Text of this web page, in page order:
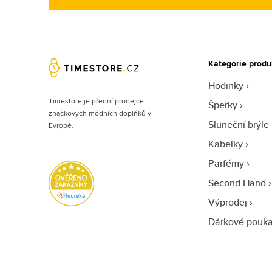
Ingersoll (27)
Iron Annie (81)
Iwood Real Wood (3)
Jimmy Choo (50)
Joules (2)
JP Gatsby (2)
Timestore je přední prodejce
značkových módních doplňků v
Evropě.
Kategorie
Hodinky
Šperky
Sluneční brýle
Kabelky
Parfémy
Second Hand
Výprodej
Dárkové